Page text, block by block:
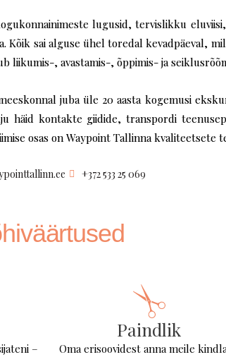
lugusid, tervislikku
Kõik sai alguse ühel toredal kevadpäeval,
liikumis-, avastamis-, õppimis- ja
juba üle 20 aasta kogemusi
häid kontakte giidide, transpordi
osas on Waypoint Tallinna kvaliteetsete
+372 533 25 069
–
Paindlik
Oma erisoovidest anna meile